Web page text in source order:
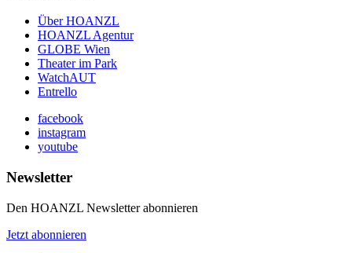
Über HOANZL
HOANZL Agentur
GLOBE Wien
Theater im Park
WatchAUT
Entrello
facebook
instagram
youtube
Newsletter
Den HOANZL Newsletter abonnieren
Jetzt abonnieren